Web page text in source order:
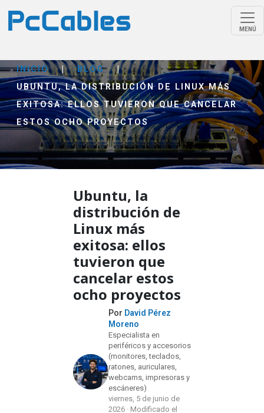
MENÚ
INICIO | BLOG
|
UBUNTU, LA DISTRIBUCIÓN DE LINUX MÁS
EXITOSA: ELLOS TUVIERON QUE CANCELAR
ESTOS OCHO PROYECTOS
Ubuntu, la
distribución de
Linux más
exitosa: ellos
tuvieron que
cancelar estos
ocho proyectos
Por David Pérez
Moreno
Especialista en
periféricos y accesorios
(monitores, teclados,
ratones, auriculares,
webcams, impresoras y
escáneres)
viernes, 5 de junio de
2026 · Modificado el